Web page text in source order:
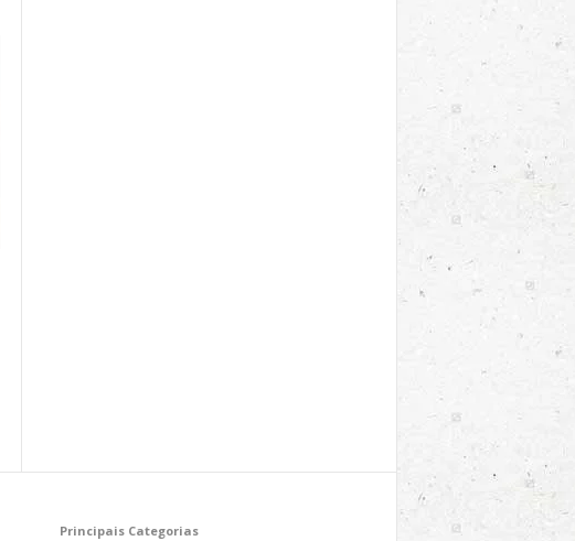
Principais Categorias